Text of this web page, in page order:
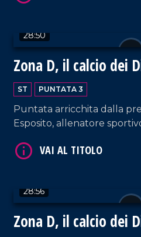
28:50
Zona D, il calcio dei
ST PUNTATA 3
Puntata arricchita dalla
Esposito, allenatore
28:56
Zona D, il calcio dei